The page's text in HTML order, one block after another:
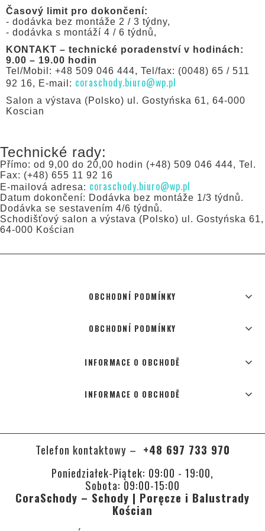
Časový limit pro dokončení:
- dodávka bez montáže 2 / 3 týdny,
- dodávka s montáží 4 / 6 týdnů,
KONTAKT – technické poradenství v hodinách:
9.00 – 19.00 hodin
Tel/Mobil: +48 509 046 444, Tel/fax: (0048) 65 / 511
92 16, E-mail: coraschody.biuro@wp.pl
Salon a výstava (Polsko) ul. Gostyńska 61, 64-000
Koscian
Technické rady:
Přímo: od 9,00 do 20,00 hodin (+48) 509 046 444, Tel.
Fax: (+48) 655 11 92 16
E-mailová adresa: coraschody.biuro@wp.pl
Datum dokončení: Dodávka bez montáže 1/3 týdnů.
Dodávka se sestavením 4/6 týdnů.
Schodišťový salon a výstava (Polsko) ul. Gostyńska 61,
64-000 Kościan
OBCHODNÍ PODMÍNKY
OBCHODNÍ PODMÍNKY
INFORMACE O OBCHODĚ
INFORMACE O OBCHODĚ
Telefon kontaktowy – +48 697 733 970
Poniedziałek-Piątek: 09:00 - 19:00,
Sobota: 09:00-15:00
CoraSchody – Schody | Poręcze i Balustrady
Kościan